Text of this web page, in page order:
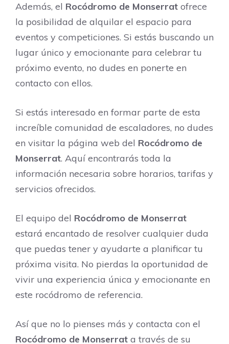
Además, el Rocódromo de Monserrat ofrece
la posibilidad de alquilar el espacio para
eventos y competiciones. Si estás buscando un
lugar único y emocionante para celebrar tu
próximo evento, no dudes en ponerte en
contacto con ellos.
Si estás interesado en formar parte de esta
increíble comunidad de escaladores, no dudes
en visitar la página web del Rocódromo de
Monserrat. Aquí encontrarás toda la
información necesaria sobre horarios, tarifas y
servicios ofrecidos.
El equipo del Rocódromo de Monserrat
estará encantado de resolver cualquier duda
que puedas tener y ayudarte a planificar tu
próxima visita. No pierdas la oportunidad de
vivir una experiencia única y emocionante en
este rocódromo de referencia.
Así que no lo pienses más y contacta con el
Rocódromo de Monserrat a través de su